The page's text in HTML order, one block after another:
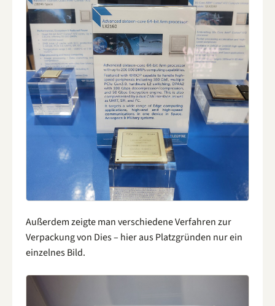
Außerdem zeigte man verschiedene Verfahren zur
Verpackung von Dies – hier aus Platzgründen nur ein
einzelnes Bild.